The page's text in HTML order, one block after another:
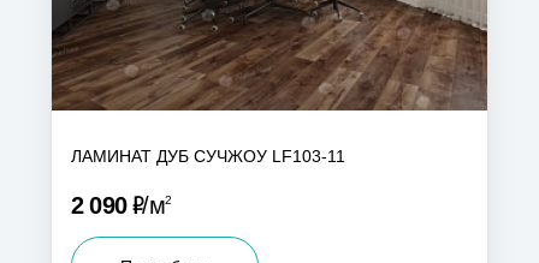
ЛАМИНАТ ДУБ СУЧЖОУ LF103-11
2 090Р м2